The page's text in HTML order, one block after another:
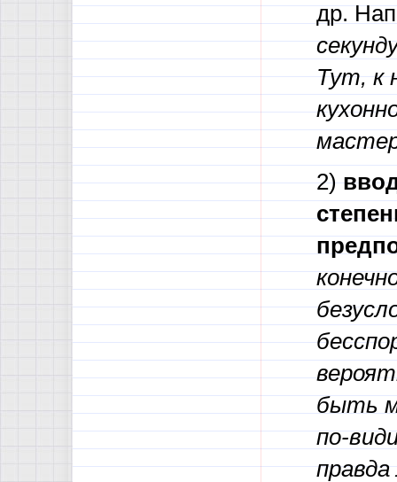
др.
Тут, к
2)
быть
по-